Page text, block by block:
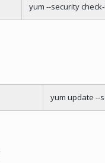
yum --security
yum update --